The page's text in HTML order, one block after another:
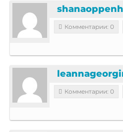
Комментарии: 0
Комментарии: 0